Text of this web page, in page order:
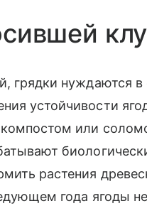
грядки нуждаются
устойчивости
или
растения
года ягоды